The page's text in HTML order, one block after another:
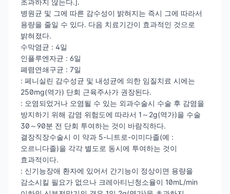
병원균 및 그에 따른 감수성이 밝혀지는 즉시 그에 따라서
용량을 줄일 수 있다. 다음 치료기간이 효과적인 것으로
밝혀졌다.
수막염균 : 4일
인플루엔자균 : 6일
폐렴연쇄구균 : 7일
: 페니실린 감수성균 및 내성균에 의한 임질치료 시에는
250mg(역가) 단회 근육주사가 권장된다.
: 오염되었거나 오염될 수 있는 외과수술시 수술 후 감염을
방지하기 위해 감염 위험도에 따라서 1～2g(역가)을 수술
30～90분 전 단회 투여하는 것이 바람직하다.
결장직장수술시 이 약과 5-니트로-이미다졸(예 :
오르니다졸)을 각각 별도로 동시에 투여하는 것이
효과적이다.
: 신기능장애 환자에 있어서 간기능이 정상이면 용량을
감소시킬 필요가 없으나 크레아티닌청소율이 10mL/min